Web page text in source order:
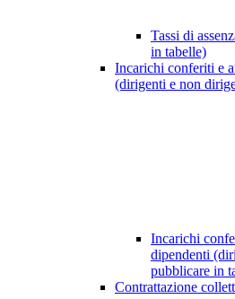
Tassi di
in tabelle)
Incarichi conferiti e
(dirigenti e non
Incarichi
dipendenti
pubblicare in
Contrattazione